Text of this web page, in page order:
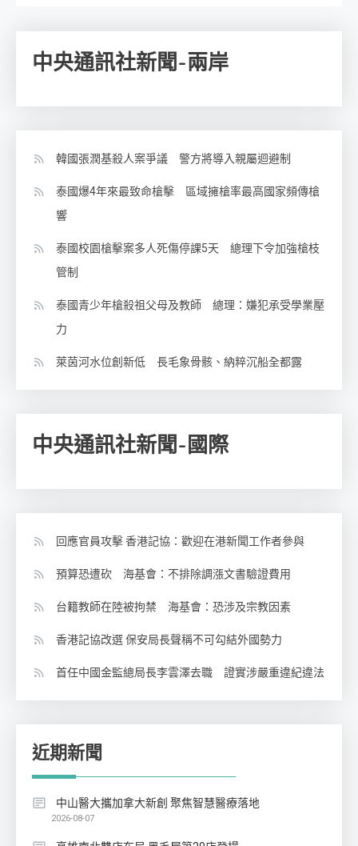
中央通訊社新聞-兩岸
韓國張潤基殺人案爭議 警方將導入親屬迴避制
泰國爆4年來最致命槍擊 區域擁槍率最高國家頻傳槍
響
泰國校園槍擊案多人死傷停課5天 總理下令加強槍枝
管制
泰國青少年槍殺祖父母及教師 總理：嫌犯承受學業壓
力
萊茵河水位創新低 長毛象骨骸、納粹沉船全都露
中央通訊社新聞-國際
回應官員攻擊 香港記協：歡迎在港新聞工作者參與
預算恐遭砍 海基會：不排除調漲文書驗證費用
台籍教師在陸被拘禁 海基會：恐涉及宗教因素
香港記協改選 保安局長聲稱不可勾結外國勢力
首任中國金監總局長李雲澤去職 證實涉嚴重違紀違法
近期新聞
中山醫大攜加拿大新創 聚焦智慧醫療落地
2026-08-07